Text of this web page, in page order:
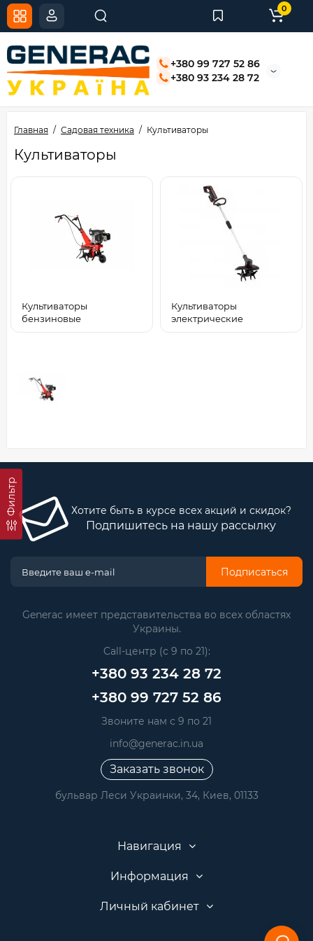
+380 99 727 52 86
+380 93 234 28 72
0
Главная Садовая техника Культиваторы
Фильтр
Культиваторы
Культиваторы
бензиновые
Культиваторы
электрические
Хотите быть в курсе всех акций и скидок?
Подпишитесь на нашу рассылку
Подписаться
Generac имеет представительства во всех областях
Украины.
Call-центр (с 9 по 21):
+380 93 234 28 72
+380 99 727 52 86
Звоните нам с 9 по 21
info@generac.in.ua
Заказать звонок
бульвар Леси Украинки, 34, Киев, 01133
Навигация
Информация
Личный кабинет